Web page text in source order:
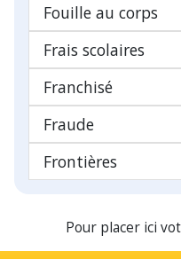
Fouille au corps
Frais scolaires
Franchisé
Fraude
Frontières
Pour placer ici